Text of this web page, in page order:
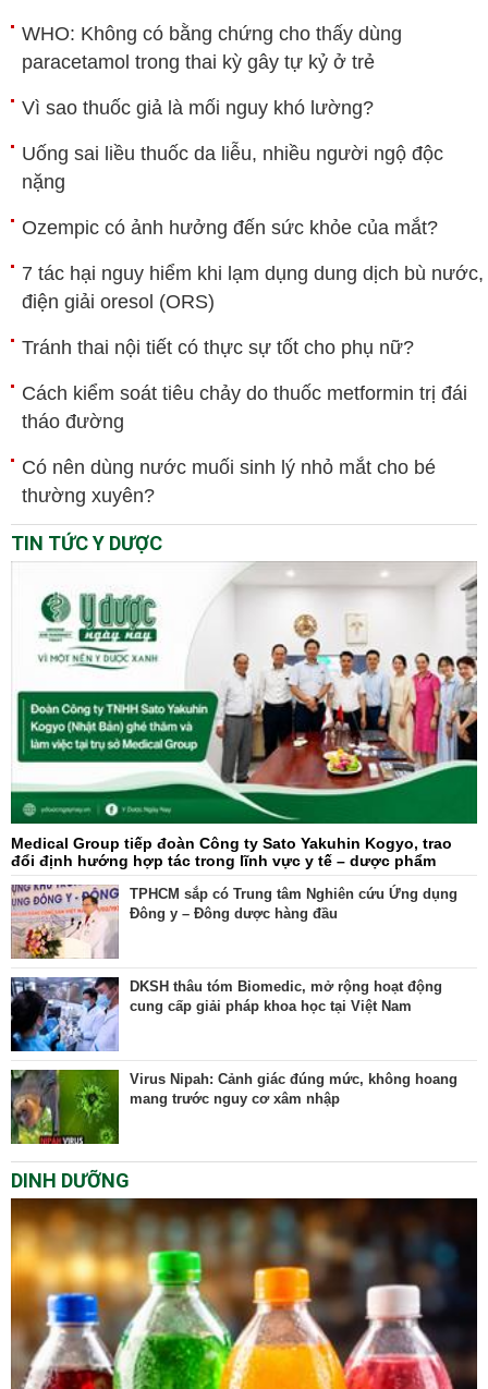
WHO: Không có bằng chứng cho thấy dùng
paracetamol trong thai kỳ gây tự kỷ ở trẻ
Vì sao thuốc giả là mối nguy khó lường?
Uống sai liều thuốc da liễu, nhiều người ngộ độc
nặng
Ozempic có ảnh hưởng đến sức khỏe của mắt?
7 tác hại nguy hiểm khi lạm dụng dung dịch bù nước,
điện giải oresol (ORS)
Tránh thai nội tiết có thực sự tốt cho phụ nữ?
Cách kiểm soát tiêu chảy do thuốc metformin trị đái
tháo đường
Có nên dùng nước muối sinh lý nhỏ mắt cho bé
thường xuyên?
TIN TỨC Y DƯỢC
Medical Group tiếp đoàn Công ty Sato Yakuhin Kogyo, trao
đổi định hướng hợp tác trong lĩnh vực y tế – dược phẩm
TPHCM sắp có Trung tâm Nghiên cứu Ứng dụng
Đông y – Đông dược hàng đầu
DKSH thâu tóm Biomedic, mở rộng hoạt động
cung cấp giải pháp khoa học tại Việt Nam
Virus Nipah: Cảnh giác đúng mức, không hoang
mang trước nguy cơ xâm nhập
DINH DƯỠNG